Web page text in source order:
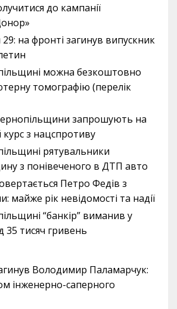
до кампанії
на фронті загинув випускник
можна безкоштовно
томографію (перелік
запрошують на
з нацспротиву
рятувальники
з понівеченого в ДТП авто
Петро Федів з
майже рік невідомості та надії
“банкір” виманив у
35 тисяч гривень
Володимир Паламарчук:
інженерно-саперного